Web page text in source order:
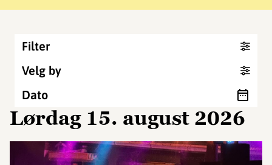
Filter
Velg by
Dato
lørdag 15. august 2026